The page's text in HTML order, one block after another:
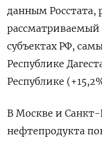
данным Росстата,
рассматриваемый
субъектах РФ,
Республике
Республике
В Москве и ‌Санкт-
нефтепродукта